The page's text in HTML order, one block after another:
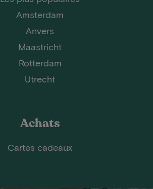
Amsterdam
Anvers
Maastricht
Rotterdam
Utrecht
Achats
Cartes cadeaux